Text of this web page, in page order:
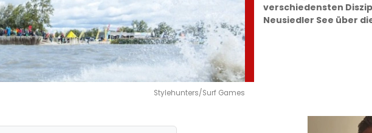
Stylehunters/Surf Games
verschiedensten
Neusiedler See über